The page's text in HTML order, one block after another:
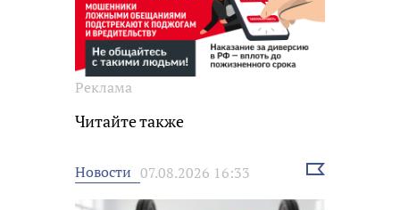
Реклама
Читайте также
Новости 07.08.2026 16:33
Выбрать